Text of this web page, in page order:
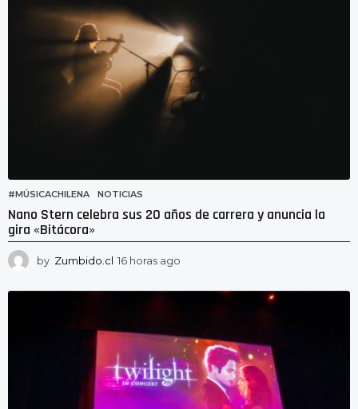
#MÚSICACHILENA ,NOTICIAS
Nano Stern celebra sus 20 años de carrera y anuncia la
gira «Bitácora»
by Zumbido.cl 16 horas ago
h
a
s
a
g
o